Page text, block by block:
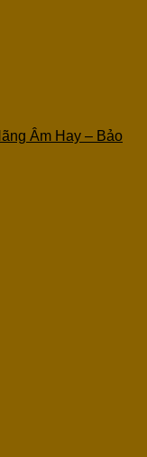
Âm Hay – Bảo